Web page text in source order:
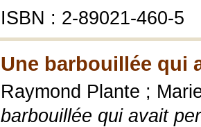
ISBN : 2-89021-460-5
Une barbouillée qui
Raymond Plante ;
barbouillée qui avait